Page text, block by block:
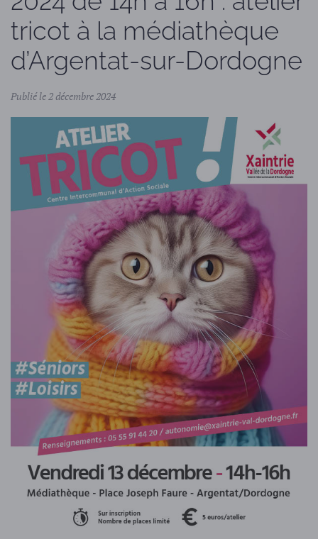
tricot à la médiathèque
d’Argentat-sur-Dordogne
Publié le 2 décembre 2024